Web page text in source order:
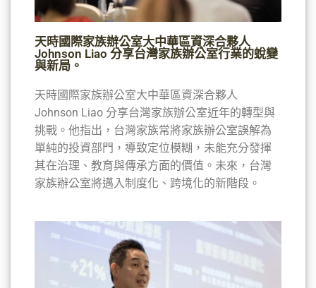
天時國際家族辦公室大中華區資深合夥人
Johnson Liao 分享台灣家族辦公室行業的蛻變
與新局。
天時國際家族辦公室大中華區資深合夥人
Johnson Liao 分享台灣家族辦公室近年的轉型與
挑戰。他指出，台灣家族常將家族辦公室誤解為
單純的投資部門，導致定位模糊，未能充分發揮
其在治理、教育與傳承方面的價值。未來，台灣
家族辦公室將邁入制度化、跨境化的新階段。